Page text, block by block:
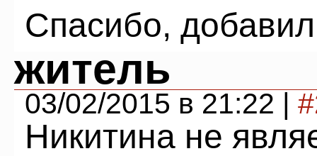
Спасибо,
житель
03/02/2015 в 21:22 |
Никитина не